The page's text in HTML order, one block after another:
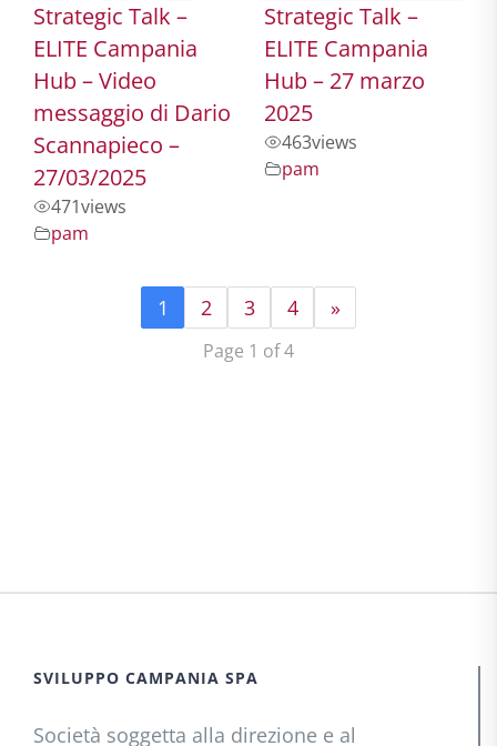
Strategic Talk –
ELITE Campania
Hub – Video
messaggio di Dario
Scannapieco –
27/03/2025
471views
pam
Strategic Talk –
ELITE Campania
Hub – 27 marzo
2025
463views
pam
1 2 3 4 »
Page 1 of 4
SVILUPPO CAMPANIA SPA
Società soggetta alla direzione e al